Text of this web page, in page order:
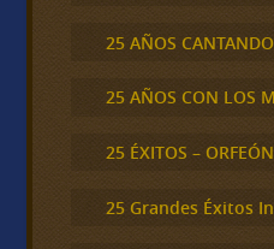
25 AÑOS CANTANDO
25 AÑOS CON LOS
25 ÉXITOS – ORFEÓN
25 Grandes Éxitos